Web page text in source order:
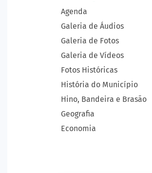
Agenda
Galeria de Áudios
Galeria de Fotos
Galeria de Vídeos
Fotos Históricas
História do Município
Hino, Bandeira e Brasão
Geografia
Economia